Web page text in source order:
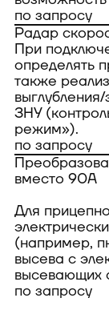
по запросу
Радар
При
определять
также
ЗНУ
режим»).
по запросу
вместо 90А
Для
(например,
высева с
высевающих
по запросу